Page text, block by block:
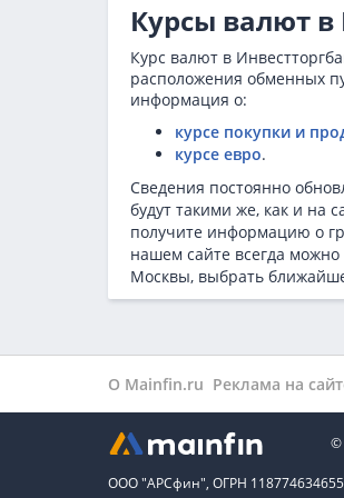
Курсы валют в
Курс валют в
расположения обменных
информация о:
курсе покупки и
курсе евро.
Сведения постоянно
будут такими же, как и на
получите информацию о
нашем сайте всегда
Москвы, выбрать
О Mainfin.ru Реклама на
©
ООО "АРСфин", ОГРН